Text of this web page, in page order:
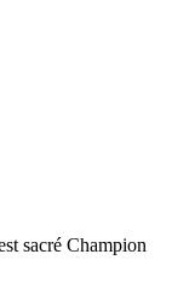
sacré Champion